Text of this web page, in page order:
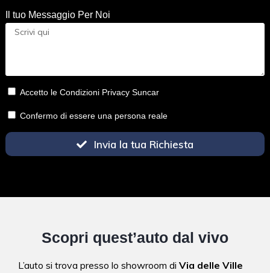
Il tuo Messaggio Per Noi
Accetto le Condizioni Privacy Suncar
Confermo di essere una persona reale
Invia la tua Richiesta
Scopri quest’auto dal vivo
L’auto si trova presso lo showroom di Via delle Ville